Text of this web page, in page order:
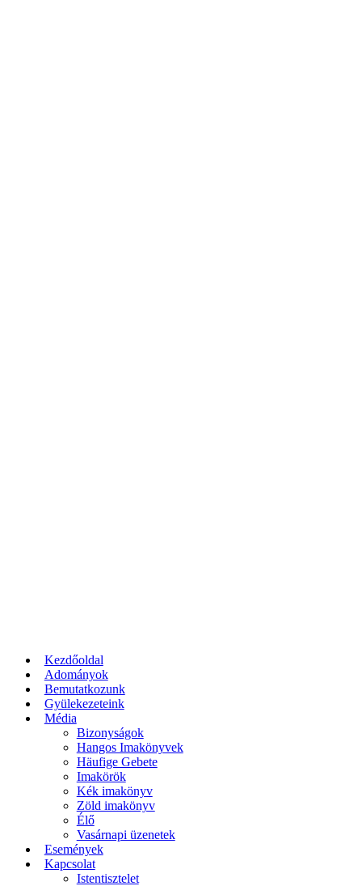
Kezdőoldal
Adományok
Bemutatkozunk
Gyülekezeteink
Média
Bizonyságok
Hangos Imakönyvek
Häufige Gebete
Imakörök
Kék imakönyv
Zöld imakönyv
Élő
Vasárnapi üzenetek
Események
Kapcsolat
Istentisztelet